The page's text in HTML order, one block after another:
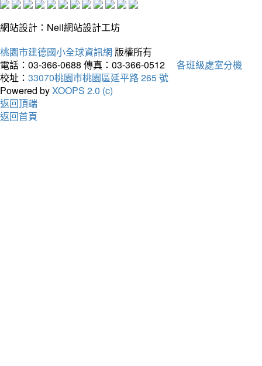
網站設計：Neil網站設計工坊
桃園市建德國小全球資訊網 版權所有
電話：03-366-0688 傳真：03-366-0512
各班級處室分機
校址： 33070桃園市桃園區延平路 265 號
Powered byXOOPS 2.0 (c)
返回頂端
返回首頁